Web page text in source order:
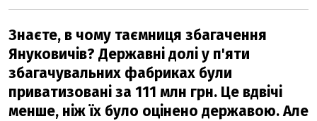
Знаєте, в чому таємниця збагачення
Януковичів? Державні долі у п'яти
збагачувальних фабриках були
приватизовані за 111 млн грн. Це вдвічі
менше, ніж їх було оцінено державою. Але